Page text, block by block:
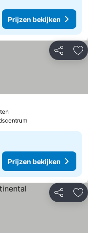
Prijzen bekijken
Delen
Prijzen bekijken
Delen